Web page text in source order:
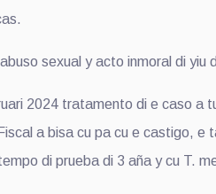
sexual y acto inmoral di yiu
2024 tratamento di e caso a
a bisa cu pa cu e castigo, e
di prueba di 3 aña y cu T.